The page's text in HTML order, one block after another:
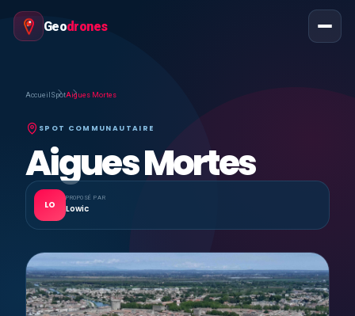
Geodrones
Accueil SpotAigues Mortes
SPOT COMMUNAUTAIRE
Aigues Mortes
LO
PROPOSÉ PAR
Lowic